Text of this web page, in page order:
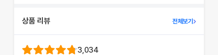
상품 리뷰 전체보기
3,034